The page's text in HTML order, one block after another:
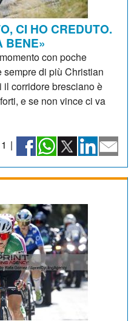
CI HO CREDUTO.
BENE»
con poche
sempre di più Christian
il corridore bresciano è
e se non vince ci va
1 |